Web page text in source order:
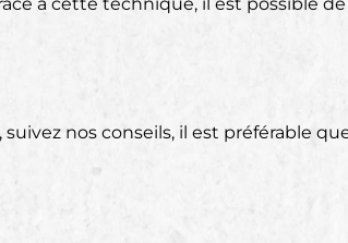
suivez nos conseils, il est préférable